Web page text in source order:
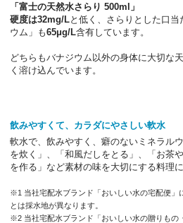
「富士の天然水さらり 500ml」
硬度は32mg/Lと低く、さらりとした口
ウム」も65μg/L含有しています。
どちらもバナジウム以外の身体に大切な
く溶け込んでいます。
飲みやすくて、カラダにやさしい軟水
軟水で、飲みやすく、癖のないミネラル
を炊く」、「和風だしをとる」、「お茶
を作る」など素材の味を大切にする料理
※1 当社宅配水ブランド「おいしい水の宅配便」
とは採水地が異なります。
※2 当社宅配水ブランド「おいしい水の贈りもの